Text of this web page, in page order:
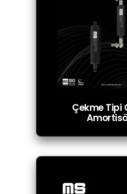
Çekme Tipi